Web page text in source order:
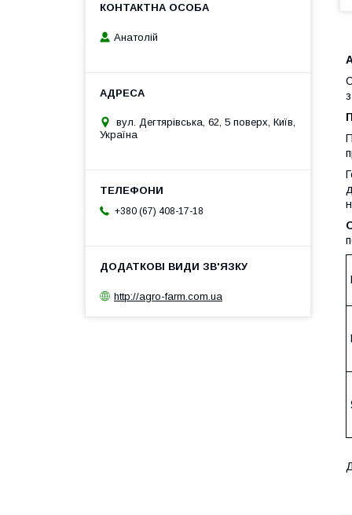
Анатолій
вул. Дегтярівська, 62, 5 поверх, Київ,
Україна
+380 (67) 408-17-18
http://agro-farm.com.ua